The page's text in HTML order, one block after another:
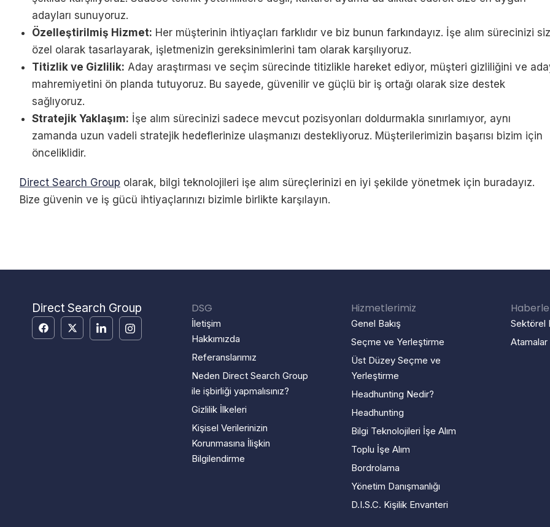
adayları sunuyoruz.
Özelleştirilmiş Hizmet: Her müşterinin ihtiyaçları farklıdır ve biz bunun farkındayız. İşe alım sürecinizi
özel olarak tasarlayarak, işletmenizin gereksinimlerini tam olarak karşılıyoruz.
Titizlik ve Gizlilik: Aday araştırması ve seçim sürecinde titizlikle hareket ediyor, müşteri gizliliğini ve
mahremiyetini ön planda tutuyoruz. Bu sayede, güvenilir ve güçlü bir iş ortağı olarak size destek
sağlıyoruz.
Stratejik Yaklaşım: İşe alım sürecinizi sadece mevcut pozisyonları doldurmakla sınırlamıyor, aynı
zamanda uzun vadeli stratejik hedeflerinize ulaşmanızı destekliyoruz. Müşterilerimizin başarısı bizim için
önceliklidir.
Direct Search Group olarak, bilgi teknolojileri işe alım süreçlerinizi en iyi şekilde yönetmek için buradayız.
Bize güvenin ve iş gücü ihtiyaçlarınızı bizimle birlikte karşılayın.
Direct Search Group DSG
İletişim
Hakkımızda
Referanslarımız
Neden Direct Search Group
ile işbirliği yapmalısınız?
Gizlilik İlkeleri
Kişisel Verilerinizin
Korunmasına İlişkin
Bilgilendirme
Hizmetlerimiz
Genel Bakış
Seçme ve Yerleştirme
Üst Düzey Seçme ve
Yerleştirme
Headhunting Nedir?
Headhunting
Bilgi Teknolojileri İşe Alım
Toplu İşe Alım
Bordrolama
Yönetim Danışmanlığı
D.I.S.C. Kişilik Envanteri
Sektörel
Atamalar